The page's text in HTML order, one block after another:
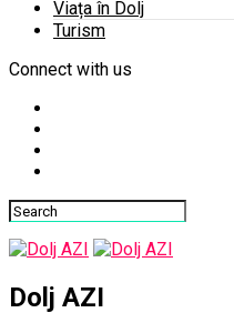
Viața în Dolj
Turism
Connect with us
Dolj AZI